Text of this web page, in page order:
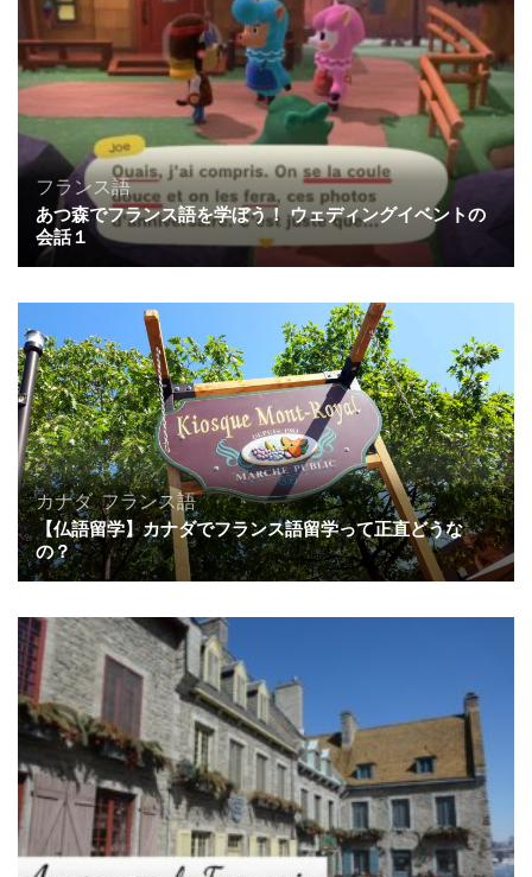
フランス語
あつ森でフランス語を学ぼう！ ウェディングイベントの
会話１
カナダ,フランス語
【仏語留学】カナダでフランス語留学って正直どうな
の？